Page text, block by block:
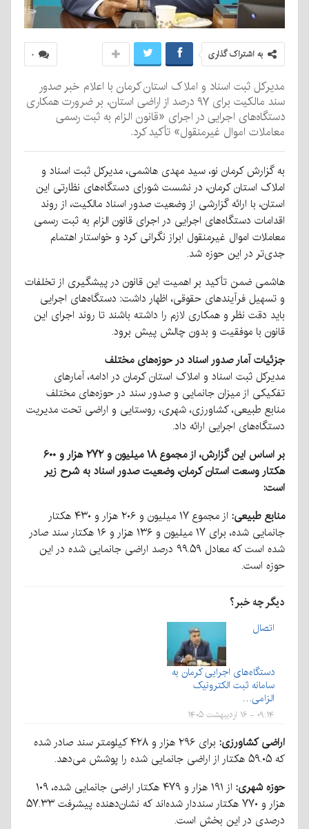
۰ به اشتراک گذاری
مدیرکل ثبت اسناد و املاک استان کرمان با اعلام خبر صدور
سند مالکیت برای ۹۷ درصد از اراضی استان، بر ضرورت همکاری
دستگاه‌های اجرایی در اجرای «قانون الزام به ثبت رسمی
معاملات اموال غیرمنقول» تأکید کرد.
به گزارش کرمان نو، سید مهدی هاشمی، مدیرکل ثبت اسناد و
املاک استان کرمان، در نشست شورای دستگاه‌های نظارتی این
استان، با ارائه گزارشی از وضعیت صدور اسناد مالکیت، از روند
اقدامات دستگاه‌های اجرایی در اجرای قانون الزام به ثبت رسمی
معاملات اموال غیرمنقول ابراز نگرانی کرد و خواستار اهتمام
جدی‌تر در این حوزه شد.
هاشمی ضمن تأکید بر اهمیت این قانون در پیشگیری از تخلفات
و تسهیل فرآیندهای حقوقی، اظهار داشت: دستگاه‌های اجرایی
باید دقت نظر و همکاری لازم را داشته باشند تا روند اجرای این
قانون با موفقیت و بدون چالش پیش برود.
جزئیات آمار صدور اسناد در حوزه‌های مختلف
مدیرکل ثبت اسناد و املاک استان کرمان در ادامه، آمارهای
تفکیکی از میزان جانمایی و صدور سند در حوزه‌های مختلف
منابع طبیعی، کشاورزی، شهری، روستایی و اراضی تحت مدیریت
دستگاه‌های اجرایی ارائه داد.
بر اساس این گزارش، از مجموع ۱۸ میلیون و ۲۷۲ هزار و ۶۰۰
هکتار وسعت استان کرمان، وضعیت صدور اسناد به شرح زیر
است:
منابع طبیعی:
از مجموع ۱۷ میلیون و ۲۰۶ هزار و ۴۳۰ هکتار
جانمایی شده، برای ۱۷ میلیون و ۱۳۶ هزار و ۱۶ هکتار سند صادر
شده است که معادل ۹۹.۵۹ درصد اراضی جانمایی شده در این
حوزه است.
دیگر چه خبر؟
اتصال
دستگاه‌های اجرایی کرمان به
سامانه ثبت الکترونیک
الزامی…
۰۹:۱۴ - ۱۶ اردیبهشت ۱۴۰۵
اراضی کشاورزی:
برای ۲۹۶ هزار و ۴۲۸ کیلومتر سند صادر شده
که ۵۹.۰۵ هکتار از اراضی جانمایی شده را پوشش می‌دهد.
حوزه شهری:
از ۱۹۱ هزار و ۴۷۹ هکتار اراضی جانمایی شده، ۱۰۹
هزار و ۷۷۰ هکتار سنددار شده‌اند که نشان‌دهنده پیشرفت ۵۷.۳۳
درصدی در این بخش است.